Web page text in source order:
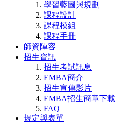
學習藍圖與規劃
課程設計
課程模組
課程手冊
師資陣容
招生資訊
招生考試訊息
EMBA簡介
招生宣傳影片
EMBA招生簡章下載
FAQ
規定與表單